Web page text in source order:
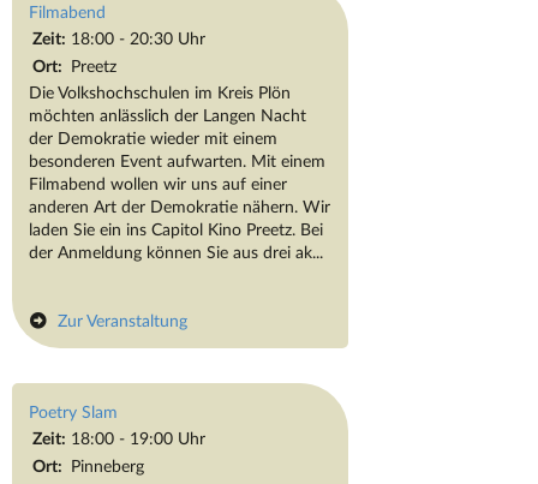
Filmabend
Zeit: 18:00 - 20:30 Uhr
Ort: Preetz
Die Volkshochschulen im Kreis Plön
möchten anlässlich der Langen Nacht
der Demokratie wieder mit einem
besonderen Event aufwarten. Mit einem
Filmabend wollen wir uns auf einer
anderen Art der Demokratie nähern. Wir
laden Sie ein ins Capitol Kino Preetz. Bei
der Anmeldung können Sie aus drei ak...
Zur Veranstaltung
Poetry Slam
Zeit: 18:00 - 19:00 Uhr
Ort: Pinneberg